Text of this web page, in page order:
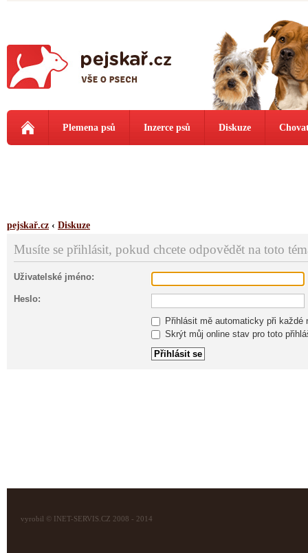
Plemena psů Inzerce psů Diskuze
pejskař.cz ‹ Diskuze
Musíte se přihlásit, pokud chcete odpovědět na toto
Uživatelské jméno:
Heslo:
Přihlásit mě automaticky při každé
Skrýt můj online stav pro toto
vyrobil © INET-SERVIS.CZ 2008 - 2014